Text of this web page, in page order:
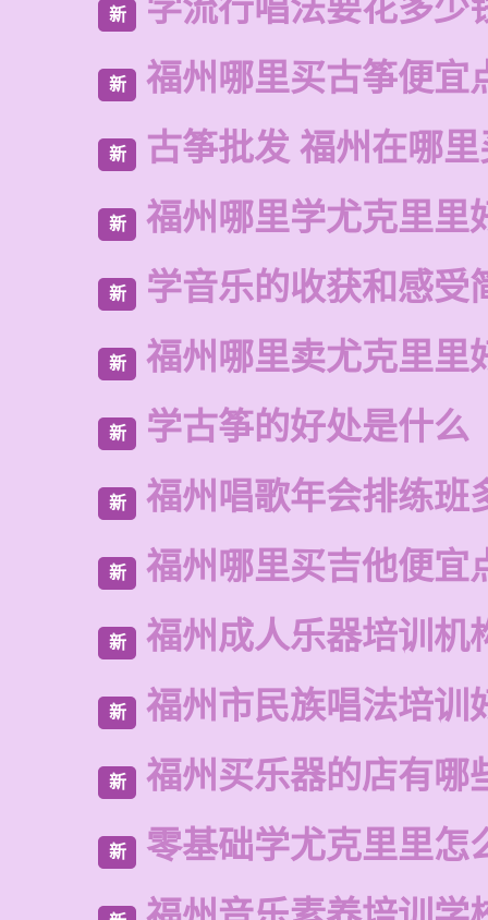
新 学流行唱法要花多少
新 福州哪里买古筝便宜
新 古筝批发 福州在哪
新 福州哪里学尤克里里
新 学音乐的收获和感受
新 福州哪里卖尤克里里
新 学古筝的好处是什么
新 福州唱歌年会排练班
新 福州哪里买吉他便宜
新 福州成人乐器培训机
新 福州市民族唱法培训
新 福州买乐器的店有哪
新 零基础学尤克里里怎